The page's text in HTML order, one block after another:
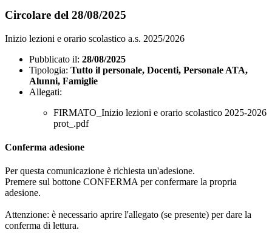
Circolare del 28/08/2025
Inizio lezioni e orario scolastico a.s. 2025/2026
Pubblicato il: 28/08/2025
Tipologia: Tutto il personale, Docenti, Personale ATA,
Alunni, Famiglie
Allegati:
FIRMATO_Inizio lezioni e orario scolastico 2025-2026
prot_.pdf
Conferma adesione
Per questa comunicazione è richiesta un'adesione.
Premere sul bottone CONFERMA per confermare la propria
adesione.
Attenzione: è necessario aprire l'allegato (se presente) per dare la
conferma di lettura.